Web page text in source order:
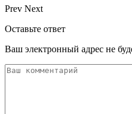
Prev Next
Оставьте ответ
Ваш электронный адрес не